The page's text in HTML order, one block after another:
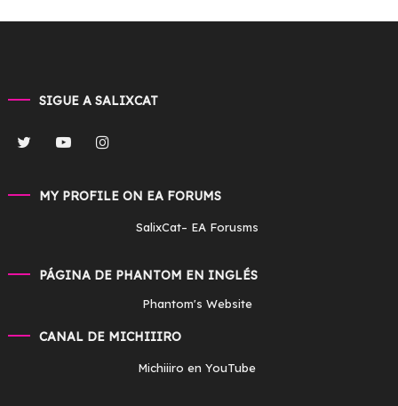
SIGUE A SALIXCAT
MY PROFILE ON EA FORUMS
SalixCat– EA Forusms
PÁGINA DE PHANTOM EN INGLÉS
Phantom's Website
CANAL DE MICHIIIRO
Michiiiro en YouTube